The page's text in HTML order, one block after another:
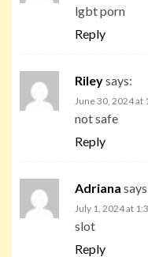
lgbt porn
Reply
Rileysays:
June 30, 2024 at
not safe
Reply
Adriana
July 1, 2024 at
slot
Reply